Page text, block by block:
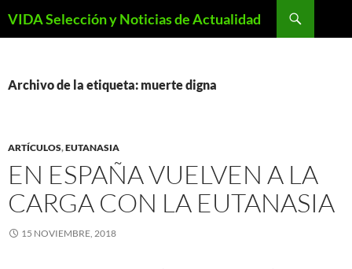
VIDA Selección y Noticias de Actualidad
Archivo de la etiqueta: muerte digna
ARTÍCULOS,EUTANASIA
EN ESPAÑA VUELVEN A LA
CARGA CON LA EUTANASIA
15 NOVIEMBRE, 2018